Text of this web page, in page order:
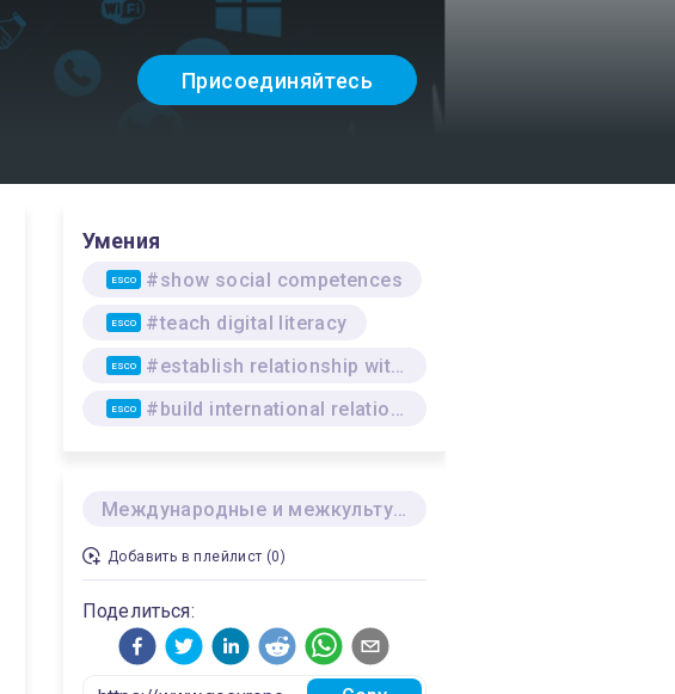
Присоединяйтесь
Умения
ESCO #show social competences
ESCO #teach digital literacy
ESCO #establish relationship with the media
ESCO #build international relations
Международные и межкультурные
Добавить в плейлист (0)
Поделиться: